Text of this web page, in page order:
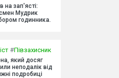
на зап'ясті:
Мудрик
годинника.
#Півзахисник
який досяг
неподалік від
подробиці